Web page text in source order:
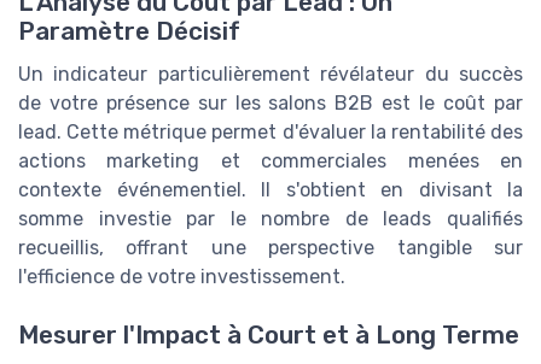
Paramètre Décisif
Un indicateur particulièrement révélateur du succès
de votre présence sur les salons B2B est le coût par
lead. Cette métrique permet d'évaluer la rentabilité des
actions marketing et commerciales menées en
contexte événementiel. Il s'obtient en divisant la
somme investie par le nombre de leads qualifiés
recueillis, offrant une perspective tangible sur
l'efficience de votre investissement.
Mesurer l'Impact à Court et à Long Terme